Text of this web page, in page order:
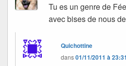
Tu es un genre de
avec bises de nous
Quichottine
dans01/11/2011 à 23:31